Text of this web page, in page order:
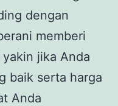
dengan
memberi
jika Anda
baik serta harga
Anda